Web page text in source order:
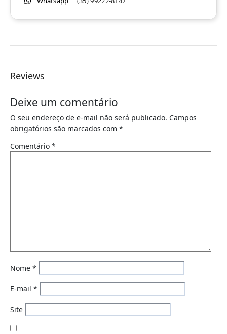
Reviews
Deixe um comentário
O seu endereço de e-mail não será publicado. Campos
obrigatórios são marcados com *
Comentário *
Nome *
E-mail *
Site